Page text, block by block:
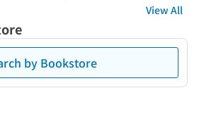
View All
by Bookstore